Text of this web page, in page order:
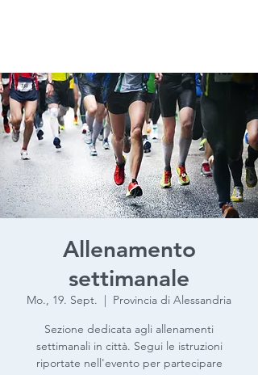
Allenamento
settimanale
Mo., 19. Sept.
  |
Provincia di Alessandria
Sezione dedicata agli allenamenti
settimanali in città. Segui le istruzioni
riportate nell'evento per partecipare